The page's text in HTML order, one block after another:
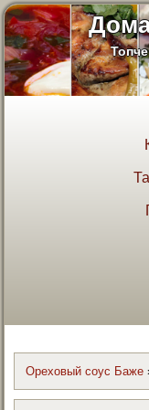
Ореховый соус Баже